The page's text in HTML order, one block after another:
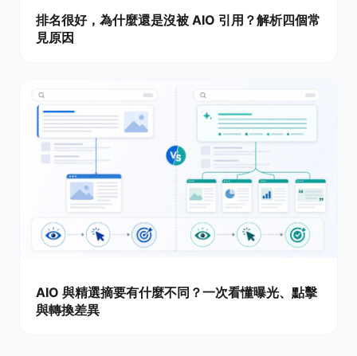
排名很好，為什麼還是沒被 AIO 引用？解析四個常
見原因
AIO 與精選摘要有什麼不同？一次看懂曝光、點擊
與轉換差異